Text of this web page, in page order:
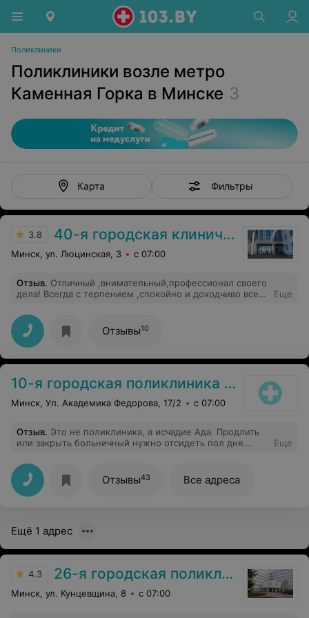
Поликлиники
Поликлиники возле метро
Каменная Горка в Минске 3
Карта Фильтры
3.8 40-я городская клиническая поликлиника
Минск, ул. Люцинская, 3 с 07:00
Отзыв. Отличный ,внимательный,профессионал своего
дела! Всегда с терпением ,спокойно и доходчиво все
Только к Вам Трацевская.ТВ
Еще
Отзывы10
10-я городская поликлиника г. Минска
Минск, Ул. Академика Федорова, 17/2 с 07:00
Отзыв. Это не поликлиника, а исчадие Ада. Продлить
или закрыть больничный нужно отсидеть пол дня.
потому что просидеть день в рассаднике инфекций
какое себе удовольствие. Платные услуги вообще
отдельный разговор. Везде, оплатил и пошел
проходить, а здесь оплатил и сиди день в очереди.
Еще
Отзывы43 Все адреса
Ещё 1 адрес
4.3 26-я городская поликлиника
Минск, ул. Кунцевщина, 8 с 07:00